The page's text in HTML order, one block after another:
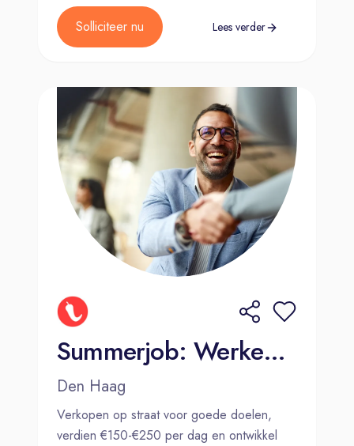
Solliciteer nu Lees verder
Summerjob: Werken wanneer jij wilt (€150-€250 per dag)
Den Haag
Verkopen op straat voor goede doelen,
verdien €150-€250 per dag en ontwikkel